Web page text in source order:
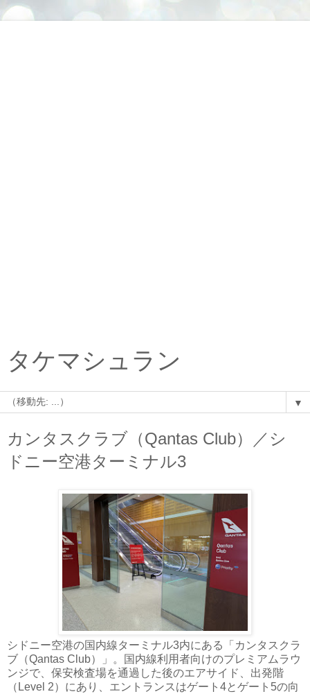
タケマシュラン
▼
カンタスクラブ（Qantas Club）／シ
ドニー空港ターミナル3
シドニー空港の国内線ターミナル3内にある「カンタスクラ
ブ（Qantas Club）」。国内線利用者向けのプレミアムラウ
ンジで、保安検査場を通過した後のエアサイド、出発階
（Level 2）にあり、エントランスはゲート4とゲート5の向